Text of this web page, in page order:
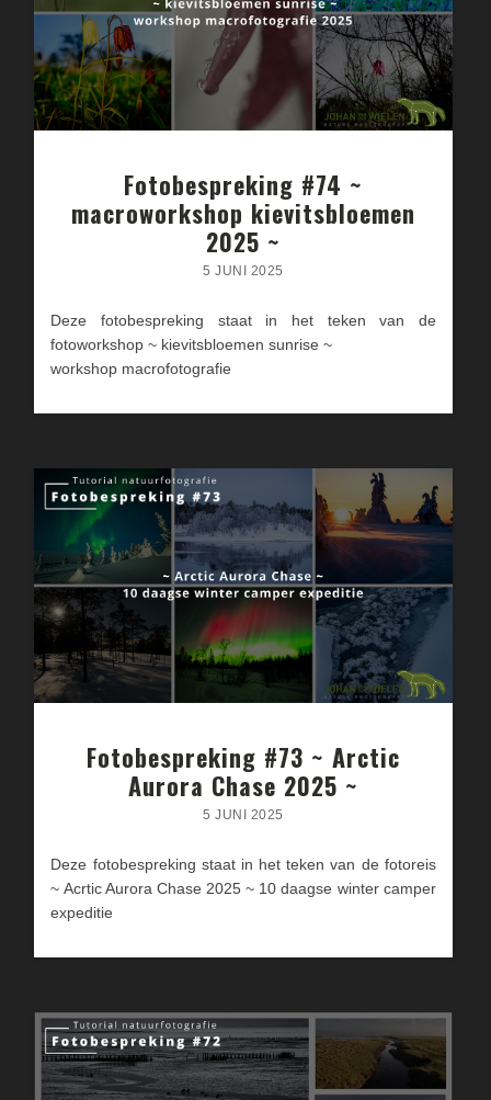
Fotobespreking #74 ~
macroworkshop kievitsbloemen
2025 ~
5 JUNI 2025
Deze fotobespreking staat in het teken van de
fotoworkshop ~ kievitsbloemen sunrise ~
workshop macrofotografie
Fotobespreking #73 ~ Arctic
Aurora Chase 2025 ~
5 JUNI 2025
Deze fotobespreking staat in het teken van de fotoreis
~ Acrtic Aurora Chase 2025 ~ 10 daagse winter camper
expeditie